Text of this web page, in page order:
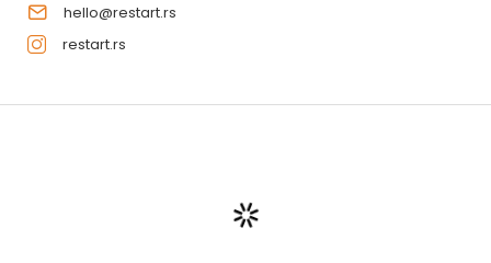
hello@restart.rs
restart.rs